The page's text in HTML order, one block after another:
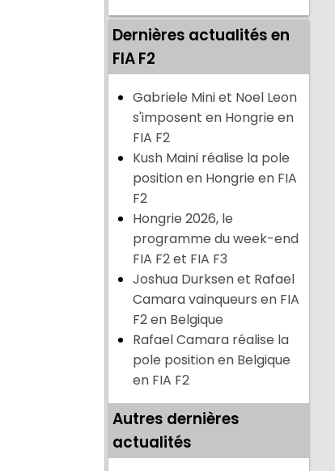
Dernières actualités en
FIA F2
Gabriele Mini et Noel Leon
s'imposent en Hongrie en
FIA F2
Kush Maini réalise la pole
position en Hongrie en FIA
F2
Hongrie 2026, le
programme du week-end
FIA F2 et FIA F3
Joshua Durksen et Rafael
Camara vainqueurs en FIA
F2 en Belgique
Rafael Camara réalise la
pole position en Belgique
en FIA F2
Autres dernières
actualités